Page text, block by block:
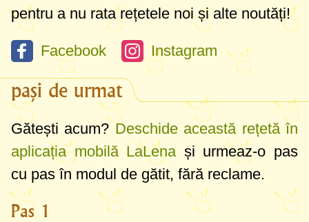
Să-mi spuneți cum păstrați florile de soc
pentru iarnă - știu că se usucă, dar oare
cum merg congelate?
pentru a nu rata rețetele noi și alte noutăți!
Facebook Instagram
pași de urmat
Gătești acum? Deschide această rețetă în
aplicația mobilă LaLena și urmeaz-o pas
cu pas în modul de gătit, fără reclame.
Pas 1